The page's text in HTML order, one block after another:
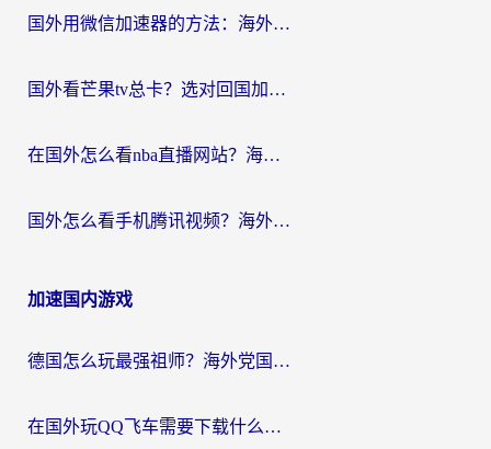
国外用微信加速器的方法：海外党无缝连接国内生活的实用指南
国外看芒果tv总卡？选对回国加速器，轻松追《浪姐》不费劲
在国外怎么看nba直播网站？海外党专属体育观赛指南，告别地区限制！
国外怎么看手机腾讯视频？海外党亲测有效的追剧加速器选择指南
加速国内游戏
德国怎么玩最强祖师？海外党国服游戏加速器选择全攻略（附宝可梦Online实测）
在国外玩QQ飞车需要下载什么加速器呢？海外党亲测有效的国服游戏加速指南